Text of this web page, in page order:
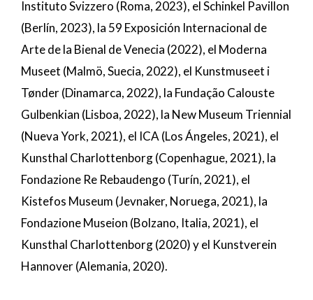
Instituto Svizzero (Roma, 2023), el Schinkel Pavillon
(Berlín, 2023), la 59 Exposición Internacional de
Arte de la Bienal de Venecia (2022), el Moderna
Museet (Malmö, Suecia, 2022), el Kunstmuseet i
Tønder (Dinamarca, 2022), la Fundação Calouste
Gulbenkian (Lisboa, 2022), la New Museum Triennial
(Nueva York, 2021), el ICA (Los Ángeles, 2021), el
Kunsthal Charlottenborg (Copenhague, 2021), la
Fondazione Re Rebaudengo (Turín, 2021), el
Kistefos Museum (Jevnaker, Noruega, 2021), la
Fondazione Museion (Bolzano, Italia, 2021), el
Kunsthal Charlottenborg (2020) y el Kunstverein
Hannover (Alemania, 2020).